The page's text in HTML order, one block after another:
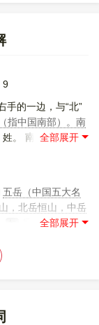
9
手的一边，与“北”
指中国南部）。南
姓。 南 [ nā ] 1.
如“～～阿弥陀
五岳（中国五大名
，北岳恒山，中岳
岳丈。岳父。